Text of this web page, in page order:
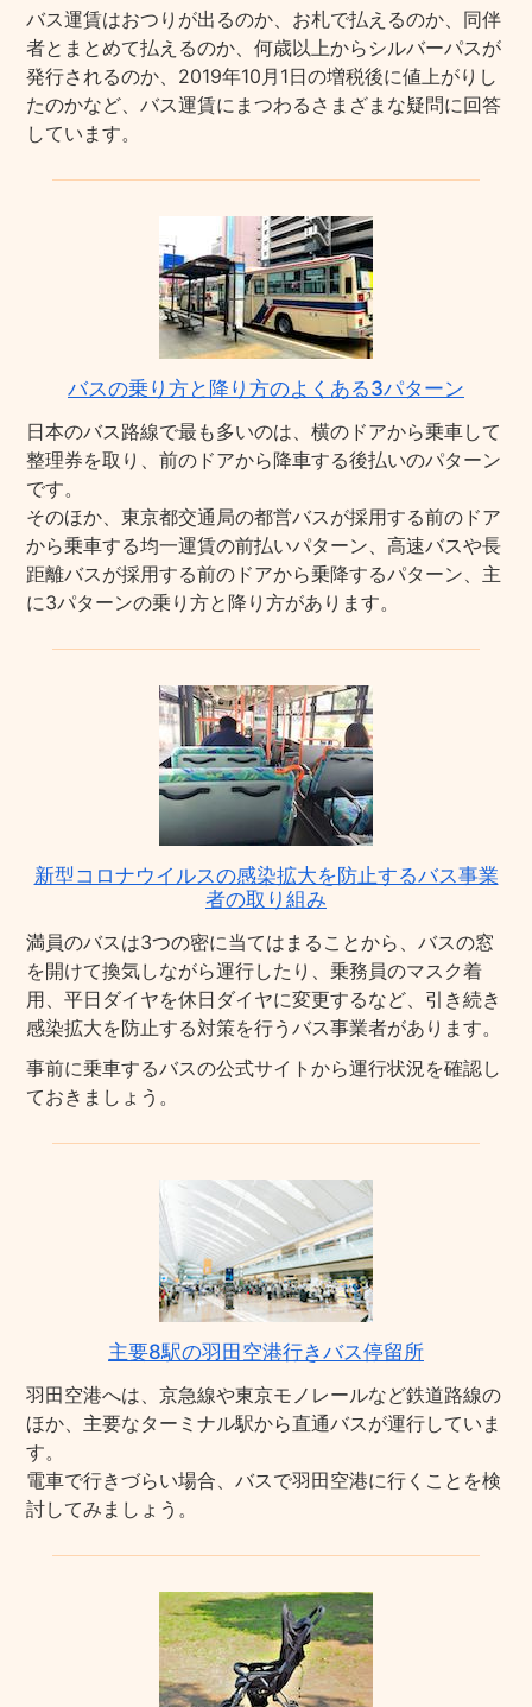
バス運賃はおつりが出るのか、お札で払えるのか、同伴
者とまとめて払えるのか、何歳以上からシルバーパスが
発行されるのか、2019年10月1日の増税後に値上がりし
たのかなど、バス運賃にまつわるさまざまな疑問に回答
しています。
バスの乗り方と降り方のよくある3パターン
日本のバス路線で最も多いのは、横のドアから乗車して
整理券を取り、前のドアから降車する後払いのパターン
です。
そのほか、東京都交通局の都営バスが採用する前のドア
から乗車する均一運賃の前払いパターン、高速バスや長
距離バスが採用する前のドアから乗降するパターン、主
に3パターンの乗り方と降り方があります。
新型コロナウイルスの感染拡大を防止するバス事業
者の取り組み
満員のバスは3つの密に当てはまることから、バスの窓
を開けて換気しながら運行したり、乗務員のマスク着
用、平日ダイヤを休日ダイヤに変更するなど、引き続き
感染拡大を防止する対策を行うバス事業者があります。
事前に乗車するバスの公式サイトから運行状況を確認し
ておきましょう。
主要8駅の羽田空港行きバス停留所
羽田空港へは、京急線や東京モノレールなど鉄道路線の
ほか、主要なターミナル駅から直通バスが運行していま
す。
電車で行きづらい場合、バスで羽田空港に行くことを検
討してみましょう。